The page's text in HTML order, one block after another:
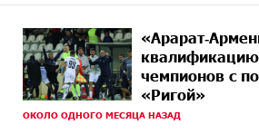
10 ДНЕЙ
НАЗАД
Состоялось открытие
поддержке IDBank
11 ДНЕЙ
НАЗАД
Пашинян ты упустил свой шанс
Аршак Карапетян
чемпионов с
«Ригой»
ОКОЛО ОДНОГО МЕСЯЦА НАЗАД